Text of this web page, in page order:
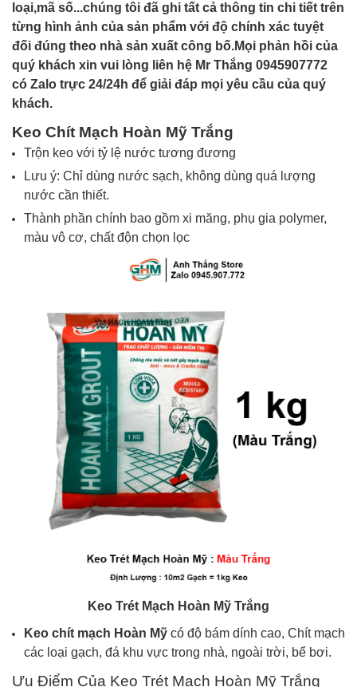
loại,mã số...chúng tôi đã ghi tất cả thông tin chi tiết trên
từng hình ảnh của sản phẩm với độ chính xác tuyệt
đối đúng theo nhà sản xuất công bố.Mọi phản hồi của
quý khách xin vui lòng liên hệ Mr Thắng 0945907772
có Zalo trực 24/24h để giải đáp mọi yêu cầu của quý
khách.
Keo Chít Mạch Hoàn Mỹ Trắng
Trộn keo với tỷ lệ nước tương đương
Lưu ý: Chỉ dùng nước sạch, không dùng quá lượng
nước cần thiết.
Thành phần chính bao gồm xi măng, phụ gia polymer,
màu vô cơ, chất độn chọn lọc
Keo Trét Mạch Hoàn Mỹ Trắng
Keo chít mạch Hoàn Mỹ có độ bám dính cao, Chít mạch
các loại gạch, đá khu vực trong nhà, ngoài trời, bể bơi.
Ưu Điểm Của Keo Trét Mạch Hoàn Mỹ Trắng